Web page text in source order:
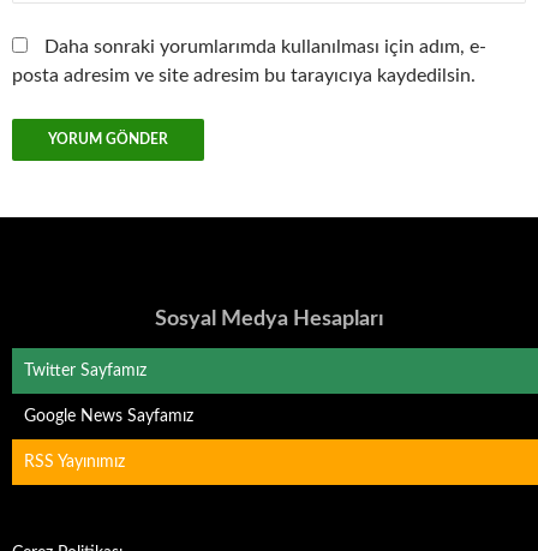
Daha sonraki yorumlarımda kullanılması için adım, e-
posta adresim ve site adresim bu tarayıcıya kaydedilsin.
Sosyal Medya Hesapları
Twitter Sayfamız
Google News Sayfamız
RSS Yayınımız